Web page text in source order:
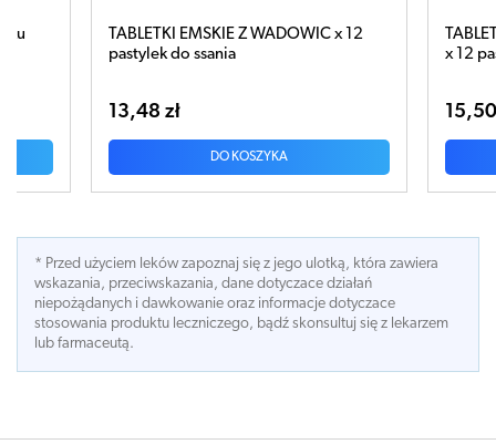
x 12
TABLETKI EMSKIE Z WADOWIC EXTRA
x 12 pastylek do ssania
15,50 zł
DO KOSZYKA
* Przed użyciem leków zapoznaj się z jego ulotką, która zawiera
wskazania, przeciwskazania, dane dotyczace działań
niepożądanych i dawkowanie oraz informacje dotyczace
stosowania produktu leczniczego, bądź skonsultuj się z lekarzem
lub farmaceutą.